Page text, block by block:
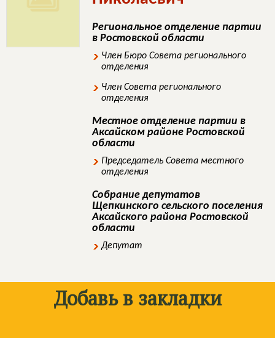
Региональное отделение партии
в Ростовской области
Член Бюро Совета регионального
отделения
Член Совета регионального
отделения
Местное отделение партии в
Аксайском районе Ростовской
области
Председатель Совета местного
отделения
Собрание депутатов
Щепкинского сельского поселения
Аксайского района Ростовской
области
Депутат
Добавь в закладки